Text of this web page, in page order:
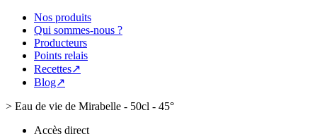
Nos produits
Qui sommes-nous ?
Producteurs
Points relais
Recettes↗
Blog↗
> Eau de vie de Mirabelle - 50cl - 45°
Accès direct